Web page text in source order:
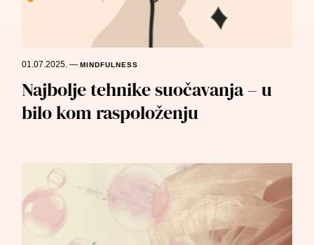
01.07.2025.—MINDFULNESS
Najbolje tehnike suočavanja – u
bilo kom raspoloženju